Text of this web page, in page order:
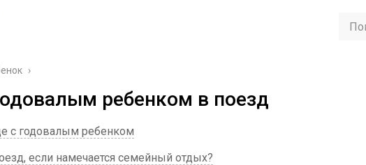
›
ребенком в поезд
с годовалым ребенком
если намечается семейный отдых?